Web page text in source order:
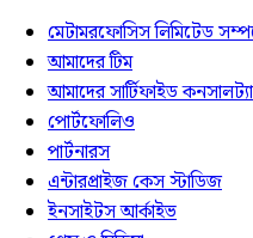
মেটামরফোসিস লিমিটেড
আমাদের টিম
আমাদের সার্টিফাইড
পোর্টফোলিও
পার্টনারস
এন্টারপ্রাইজ কেস স্টাডিজ
ইনসাইটস আর্কাইভ